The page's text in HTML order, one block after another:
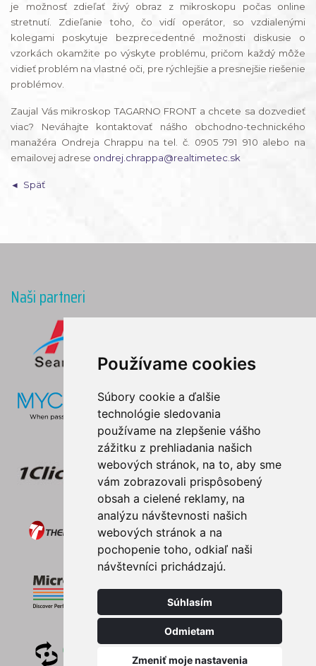
Používame cookies
Súbory cookie a ďalšie
technológie sledovania
používame na zlepšenie vášho
zážitku z prehliadania našich
webových stránok, na to, aby sme
vám zobrazovali prispôsobený
obsah a cielené reklamy, na
analýzu návštevnosti našich
webových stránok a na
pochopenie toho, odkiaľ naši
návštevníci prichádzajú.
Súhlasím
Odmietam
Zmeniť moje nastavenia
je možnosť zdieľať živý obraz z mikroskopu počas online
stretnutí. Zdieľanie toho, čo vidí operátor, so vzdialenými
kolegami poskytuje bezprecedentné možnosti diskusie o
vzorkách okamžite po výskyte problému, pričom každý môže
vidieť problém na vlastné oči, pre rýchlejšie a presnejšie riešenie
problémov.
Zaujal Vás mikroskop TAGARNO FRONT a chcete sa dozvedieť
viac? Neváhajte kontaktovať nášho obchodno-technického
manažéra Ondreja Chrappu na tel. č. 0905 791 910 alebo na
emailovej adrese ondrej.chrappa@realtimetec.sk
Späť
Naši partneri